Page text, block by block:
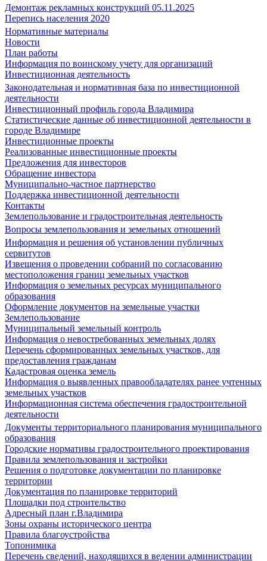
Демонтаж рекламных конструкций 05.11.2025
Перепись населения 2020
Нормативные материалы
Новости
План работы
Информация по воинскому учету для организаций
Инвестиционная деятельность
Законодательная и нормативная база по инвестиционной
деятельности
Инвестиционный профиль города Владимира
Статистические данные об инвестиционной деятельности в
городе Владимире
Инвестиционные проекты
Реализованные инвестиционные проекты
Предложения для инвесторов
Обращение инвестора
Муниципально-частное партнерство
Поддержка инвестиционной деятельности
Контакты
Землепользование и градостроительная деятельность
Вопросы землепользования и земельных отношений
Информация и решения об установлении публичных
сервитутов
Извещения о проведении собраний по согласованию
местоположения границ земельных участков
Информация о земельных ресурсах муниципального
образования
Оформление документов на земельные участки
Землепользование
Муниципальный земельный контроль
Информация о невостребованных земельных долях
Перечень сформированных земельных участков, для
предоставления гражданам
Кадастровая оценка земель
Информация о выявленных правообладателях ранее учтенных
земельных участков
Информационная система обеспечения градостроительной
деятельности
Документы территориального планирования муниципального
образования
Городские нормативы градостроительного проектирования
Правила землепользования и застройки
Решения о подготовке документации по планировке
территории
Документация по планировке территорий
Площадки под строительство
Адресный план г.Владимира
Зоны охраны исторического центра
Правила благоустройства
Топонимика
Перечень сведений, находящихся в ведении администрации